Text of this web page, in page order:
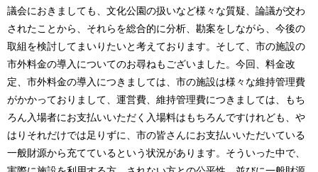
議会におきましても、文化公園の扱いなど様々な質疑、論議が交わ
されたことから、それらを総合的に分析、勘案をしながら、今後の
取組を検討してまいりたいと考えております。そして、市の施設の
市外料金の導入についてのお尋ねもございました。今回、料金改
定、市外料金の導入につきましては、市の施設は様々な維持管理費
がかかっておりまして、運営費、維持管理費につきましては、もち
ろん入場者にお支払いいただく入場料はもちろんですけれども、や
はりそれだけでは足りずに、市の皆さんにお支払いいただいている
一般財源から充てているという状況があります。そういった中で、